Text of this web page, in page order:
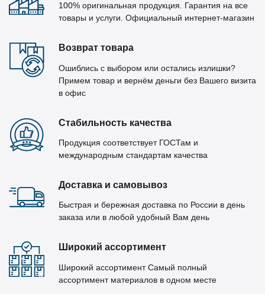
100% оригинальная продукция. Гарантия на все
товары и услуги. Официальный интернет-магазин
Возврат товара
Ошиблись с выбором или остались излишки?
Примем товар и вернём деньги без Вашего визита
в офис
Стабильность качества
Продукция соответствует ГОСТам и
международным стандартам качества
Доставка и самовывоз
Быстрая и бережная доставка по России в день
заказа или в любой удобный Вам день
Широкий ассортимент
Широкий ассортимент Самый полный
ассортимент материалов в одном месте